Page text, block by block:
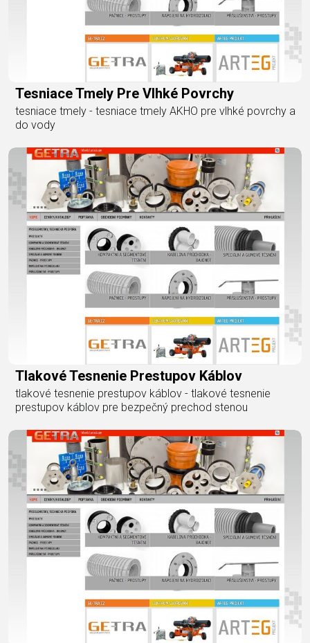
Tesniace Tmely Pre Vlhké Povrchy
tesniace tmely - tesniace tmely AKHO pre vlhké povrchy a
do vody
Tlakové Tesnenie Prestupov Káblov
tlakové tesnenie prestupov káblov - tlakové tesnenie
prestupov káblov pre bezpečný prechod stenou